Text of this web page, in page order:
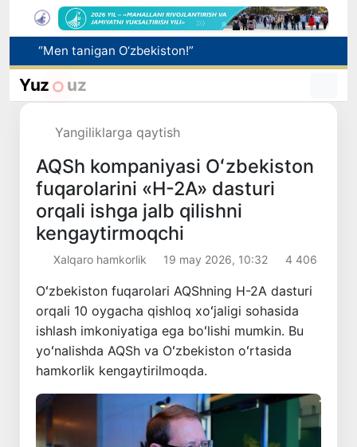
O'zbekistonda zilzila sodir bo'ldi
“Men tanigan O‘zbekiston!”
Yuz uz
Yangiliklarga qaytish
AQSh kompaniyasi Oʻzbekiston
fuqarolarini «H-2A» dasturi
orqali ishga jalb qilishni
kengaytirmoqchi
Xalqaro hamkorlik 19 may 2026, 10:32 4 406
Oʻzbekiston fuqarolari AQShning H-2A dasturi
orqali 10 oygacha qishloq xoʻjaligi sohasida
ishlash imkoniyatiga ega boʻlishi mumkin. Bu
yoʻnalishda AQSh va Oʻzbekiston oʻrtasida
hamkorlik kengaytirilmoqda.